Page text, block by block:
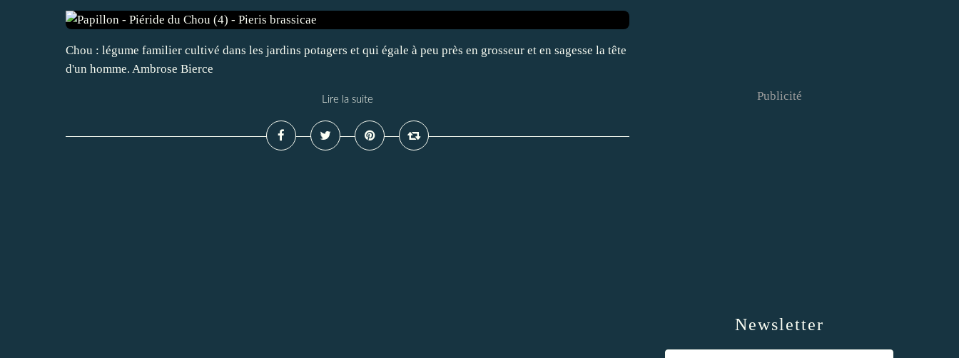
Chou : légume familier cultivé dans les jardins potagers et qui égale à peu près en grosseur et en sagesse la tête
d'un homme. Ambrose Bierce
Lire la suite
Newsletter
Publicité